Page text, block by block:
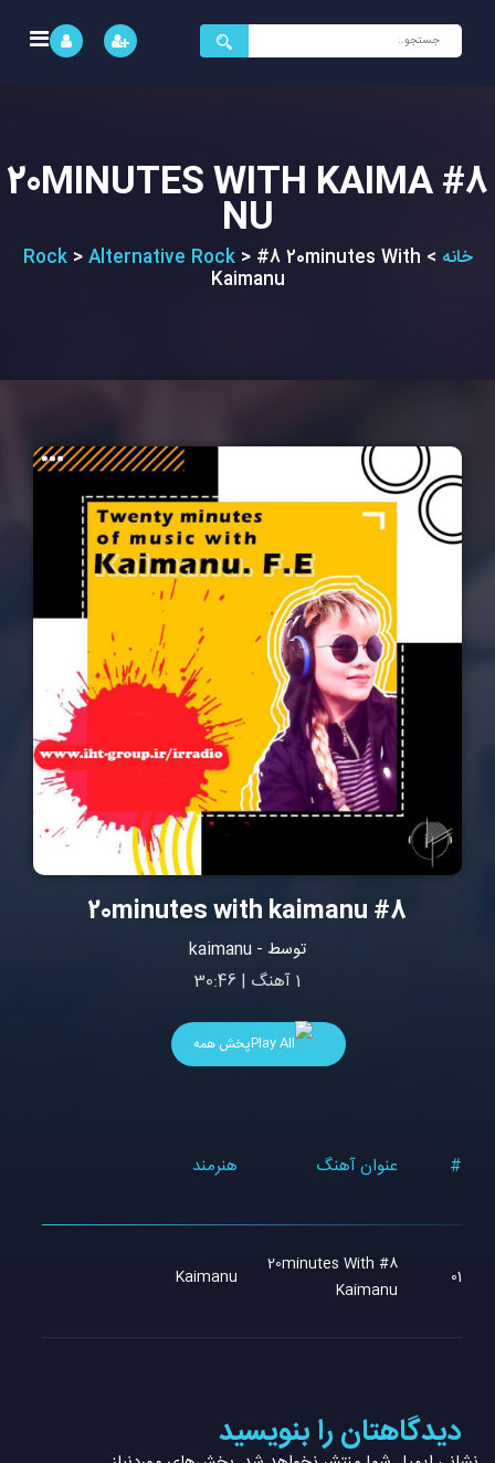
جستجو
برای:
#8 20MINUTES WITH KAIMA
NU
خانه >
Rock > Alternative Rock > #8 20minutes With
Kaimanu
#8 20minutes with kaimanu
توسط - kaimanu
1 آهنگ | 30:46
پخش همه
# عنوان آهنگ هنرمند
01
#8 20minutes With
Kaimanu
Kaimanu
دیدگاهتان را بنویسید